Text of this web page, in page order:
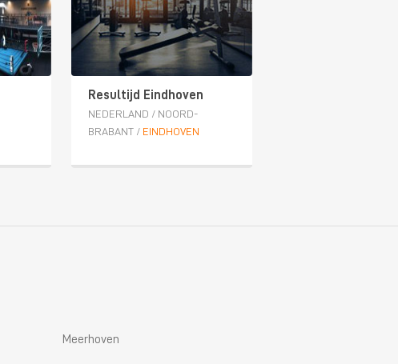
Resultijd Eindhoven
NEDERLAND / NOORD-
BRABANT / EINDHOVEN
Meerhoven